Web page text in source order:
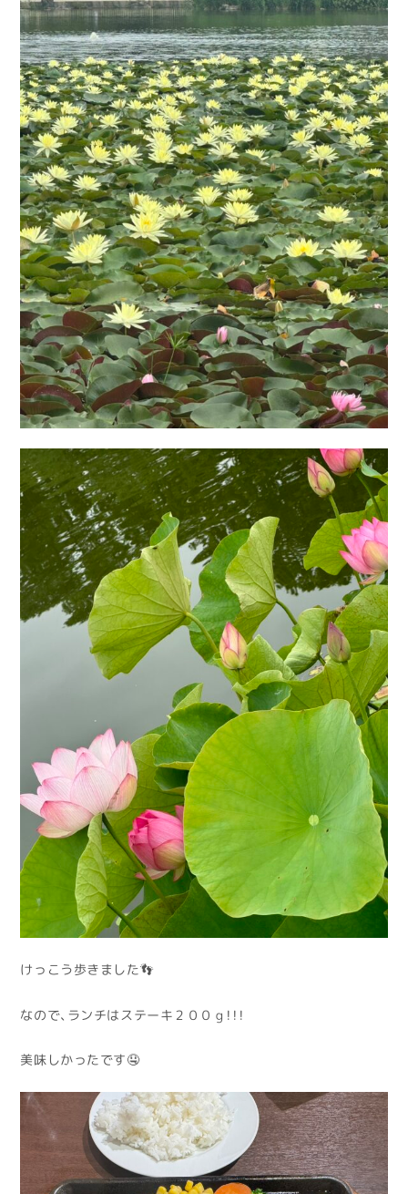
けっこう歩きました👣
なので、ランチはステーキ２００ｇ！！！
美味しかったです🤤